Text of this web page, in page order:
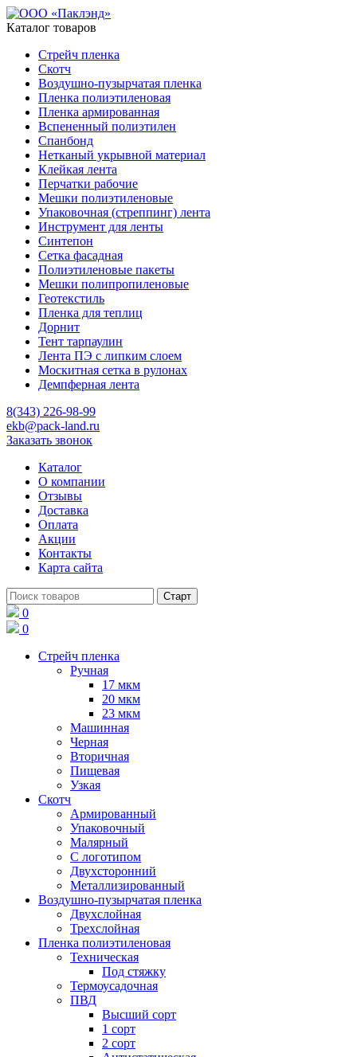
Каталог товаров
Стрейч пленка
Скотч
Воздушно-пузырчатая пленка
Пленка полиэтиленовая
Пленка армированная
Вспененный полиэтилен
Спанбонд
Нетканый укрывной материал
Клейкая лента
Перчатки рабочие
Мешки полиэтиленовые
Упаковочная (стреппинг) лента
Инструмент для ленты
Синтепон
Сетка фасадная
Полиэтиленовые пакеты
Мешки полипропиленовые
Геотекстиль
Пленка для теплиц
Дорнит
Тент тарпаулин
Лента ПЭ с липким слоем
Москитная сетка в рулонах
Демпферная лента
8(343) 226-98-99
ekb@pack-land.ru
Заказать звонок
Каталог
О компании
Отзывы
Доставка
Оплата
Акции
Контакты
Карта сайта
0
0
Стрейч пленка
Ручная
17 мкм
20 мкм
23 мкм
Машинная
Черная
Вторичная
Пищевая
Узкая
Скотч
Армированный
Упаковочный
Малярный
С логотипом
Двухсторонний
Металлизированный
Воздушно-пузырчатая пленка
Двухслойная
Трехслойная
Пленка полиэтиленовая
Техническая
Под стяжку
Термоусадочная
ПВД
Высший сорт
1 сорт
2 сорт